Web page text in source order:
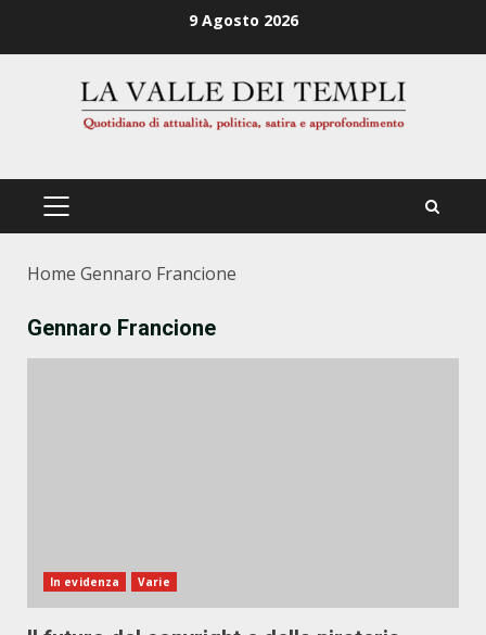
9 Agosto 2026
PRIMÄRES
Home Gennaro Francione
Gennaro Francione
In evidenza Varie